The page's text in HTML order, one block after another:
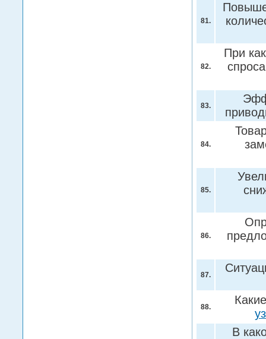
81.
82.
При
83.
84.
85.
86.
87.
88.
В